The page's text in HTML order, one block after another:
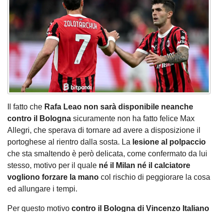
Il fatto che Rafa Leao non sarà disponibile neanche
contro il Bologna sicuramente non ha fatto felice Max
Allegri, che sperava di tornare ad avere a disposizione il
portoghese al rientro dalla sosta. La lesione al polpaccio
che sta smaltendo è però delicata, come confermato da lui
stesso, motivo per il quale né il Milan né il calciatore
vogliono forzare la mano col rischio di peggiorare la cosa
ed allungare i tempi.
Per questo motivo contro il Bologna di Vincenzo Italiano